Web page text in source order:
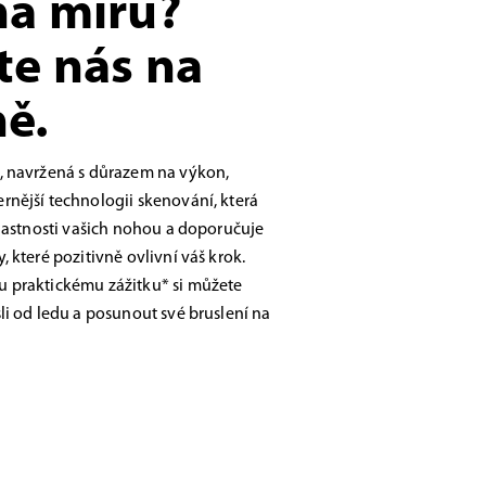
míru?
nás na
navržená s důrazem na výkon,
technologii skenování, která
vašich nohou a doporučuje
které pozitivně ovlivní váš krok.
praktickému zážitku* si můžete
od ledu a posunout své bruslení na